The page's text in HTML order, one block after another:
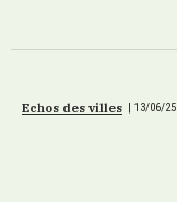
Echos des villes | 13/06/25